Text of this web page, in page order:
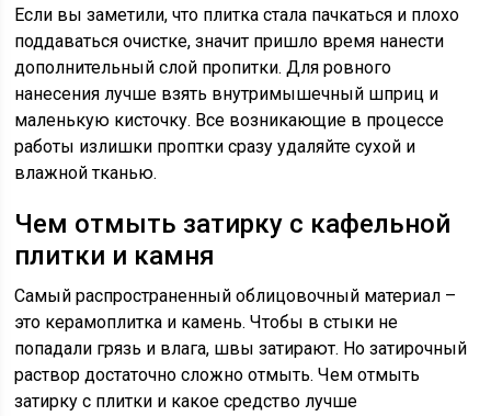
Если вы заметили, что плитка стала пачкаться и плохо
поддаваться очистке, значит пришло время нанести
дополнительный слой пропитки. Для ровного
нанесения лучше взять внутримышечный шприц и
маленькую кисточку. Все возникающие в процессе
работы излишки проптки сразу удаляйте сухой и
влажной тканью.
Чем отмыть затирку с кафельной
плитки и камня
Самый распространенный облицовочный материал –
это керамоплитка и камень. Чтобы в стыки не
попадали грязь и влага, швы затирают. Но затирочный
раствор достаточно сложно отмыть. Чем отмыть
затирку с плитки и какое средство лучше